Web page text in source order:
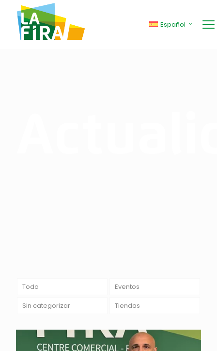
Español
Todo Eventos
Sin categorizar Tiendas